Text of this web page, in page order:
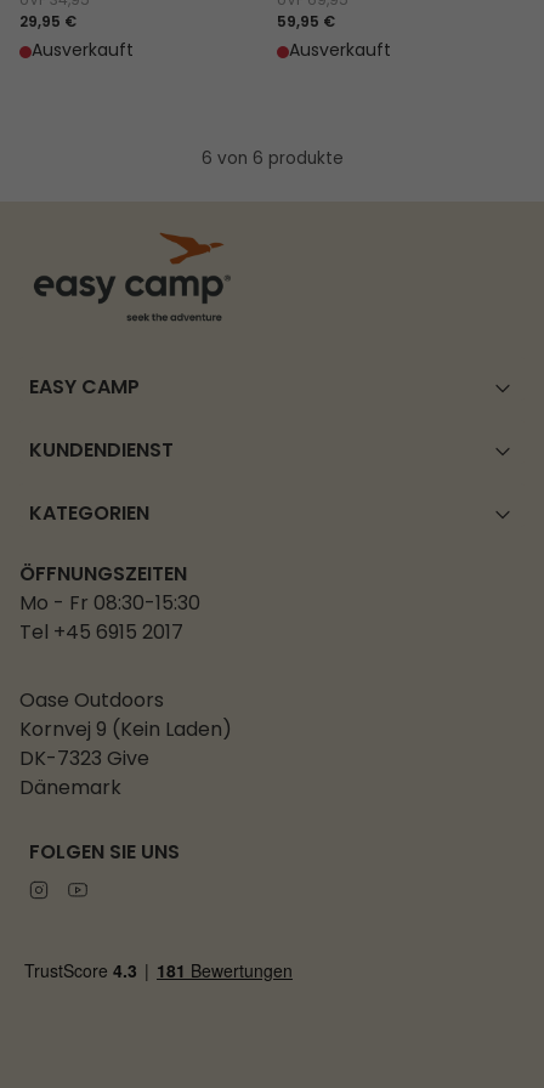
29,95 €
Ausverkauft
59,95 €
Ausverkauft
6 von 6 produkte
EASY CAMP
KUNDENDIENST
KATEGORIEN
ÖFFNUNGSZEITEN
Mo - Fr 08:30-15:30
Tel +45 6915 2017
Oase Outdoors
Kornvej 9 (Kein Laden)
DK-7323 Give
Dänemark
FOLGEN SIE UNS
Instagram
Youtube